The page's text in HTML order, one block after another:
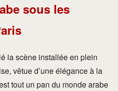
sous les
la scène installée en plein
vêtue d’une élégance à la
tout un pan du monde arabe